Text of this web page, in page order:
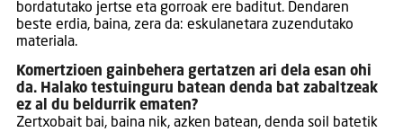
bordatutako jertse eta gorroak ere baditut. Dendaren
beste erdia, baina, zera da: eskulanetara zuzendutako
materiala.
Komertzioen gainbehera gertatzen ari dela esan ohi
da. Halako testuinguru batean denda bat zabaltzeak
ez al du beldurrik ematen?
Zertxobait bai, baina nik, azken batean, denda soil batetik